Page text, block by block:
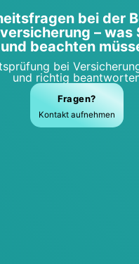
bei der
– was
und beach­ten
bei
und rich­tig
Fra­gen?
Kon­takt auf­neh­men